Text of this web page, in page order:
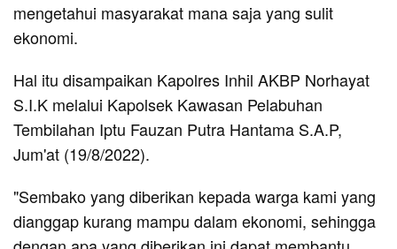
mengetahui masyarakat mana saja yang sulit
ekonomi.
Hal itu disampaikan Kapolres Inhil AKBP Norhayat
S.I.K melalui Kapolsek Kawasan Pelabuhan
Tembilahan Iptu Fauzan Putra Hantama S.A.P,
Jum'at (19/8/2022).
"Sembako yang diberikan kepada warga kami yang
dianggap kurang mampu dalam ekonomi, sehingga